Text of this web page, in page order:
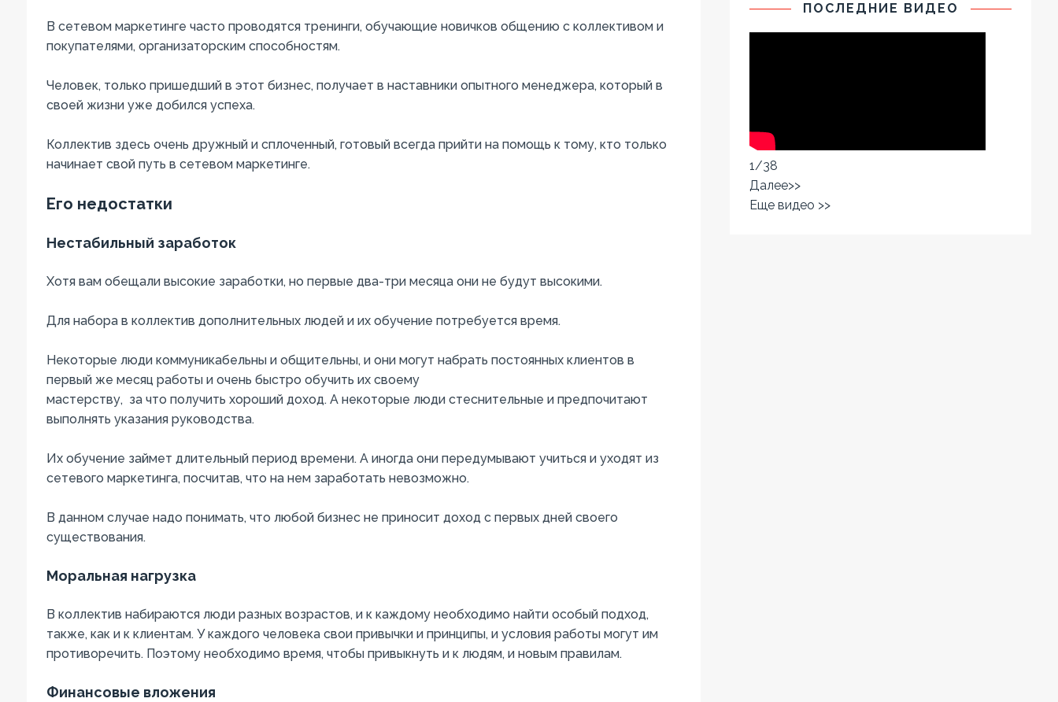
В сетевом маркетинге часто проводятся тренинги, обучающие новичков общению с коллективом и
покупателями, организаторским способностям.
Человек, только пришедший в этот бизнес, получает в наставники опытного менеджера, который в
своей жизни уже добился успеха.
Коллектив здесь очень дружный и сплоченный, готовый всегда прийти на помощь к тому, кто только
начинает свой путь в сетевом маркетинге.
Его недостатки
Нестабильный заработок
Хотя вам обещали высокие заработки, но первые два-три месяца они не будут высокими.
Для набора в коллектив дополнительных людей и их обучение потребуется время.
Некоторые люди коммуникабельны и общительны, и они могут набрать постоянных клиентов в
первый же месяц работы и очень быстро обучить их своему
мастерству, за что получить хороший доход. А некоторые люди стеснительные и предпочитают
выполнять указания руководства.
Их обучение займет длительный период времени. А иногда они передумывают учиться и уходят из
сетевого маркетинга, посчитав, что на нем заработать невозможно.
В данном случае надо понимать, что любой бизнес не приносит доход с первых дней своего
существования.
Моральная нагрузка
В коллектив набираются люди разных возрастов, и к каждому необходимо найти особый подход,
также, как и к клиентам. У каждого человека свои привычки и принципы, и условия работы могут им
противоречить. Поэтому необходимо время, чтобы привыкнуть и к людям, и новым правилам.
Финансовые вложения
ПОСЛЕДНИЕ ВИДЕО
1/38
Далее>>
Еще видео >>